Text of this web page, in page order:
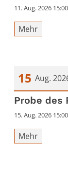
11. Aug. 2026
Mehr
15 Aug.
Datum: 15.
Probe des
15. Aug. 2026
Mehr